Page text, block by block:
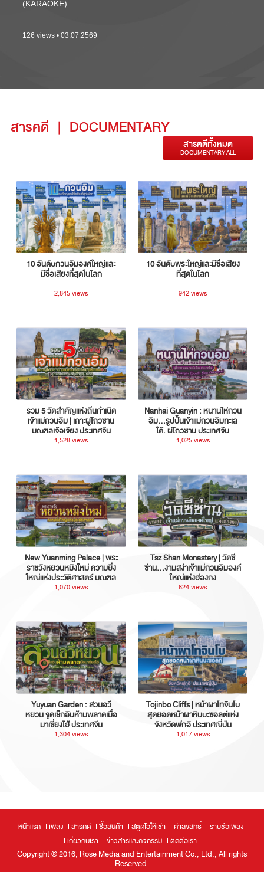
(KARAOKE)
126 views • 03.07.2569
สารคดี | DOCUMENTARY
สารคดีทั้งหมด
DOCUMENTARY ALL
10 อันดับกวนอิมองค์ใหญ่และ
มีชื่อเสียงที่สุดในโลก
2,845 views
10 อันดับพระใหญ่และมีชื่อเสียง
ที่สุดในโลก
942 views
รวม 5 วัดสำคัญแห่งถิ่นกำเนิด
เจ้าแม่กวนอิม | เกาะผู่โถวซาน
มณฑลเจ้อเจียง ประเทศจีน
1,528 views
Nanhai Guanyin : หนานไห่กวน
อิม...รูปปั้นเจ้าแม่กวนอิมทะเล
ใต้, ผู่โถวซาน ประเทศจีน
1,025 views
New Yuanming Palace | พระ
ราชวังหยวนหมิงใหม่ ความยิ่ง
ใหญ่แห่งประวัติศาสตร์ มณฑล
กวางตุ้ง ประเทศจีน
1,070 views
Tsz Shan Monastery | วัดซี
ซ่าน…งามสง่าเจ้าแม่กวนอิมองค์
ใหญ่แห่งฮ่องกง
824 views
Yuyuan Garden : สวนอวี้
หยวน จุดเช็กอินห้ามพลาดเมื่อ
มาเซี่ยงไฮ้ ประเทศจีน
1,304 views
Tojinbo Cliffs | หน้าผาโทจินโบ
สุดยอดหน้าผาหินบะซอลต์แห่ง
จังหวัดฟุกุอิ ประเทศญี่ปุ่น
1,017 views
หน้าแรก เพลง สารคดี ซื้อสินค้า สตูดิโอให้เช่า ค่าลิขสิทธิ์
รายชื่อเพลง
เกี่ยวกับเรา
ข่าวสารและกิจกรรม ติดต่อเรา
Copyright ® 2016, Rose Media and Entertainment Co., Ltd., All rights
Reserved.